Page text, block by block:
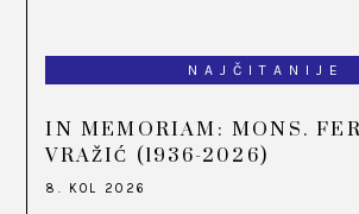
NAJČITANIJE
IN MEMORIAM: MONS.
VRAŽIĆ (1936-2026)
8. KOL 2026